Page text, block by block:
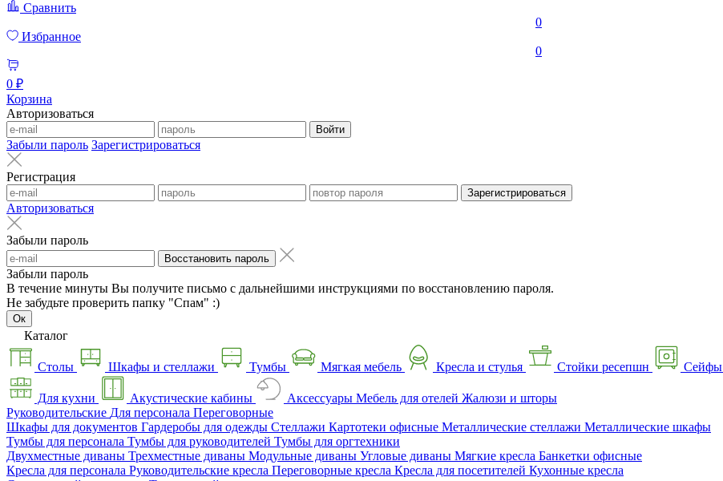
Сравнить
0
Избранное
0
0 ₽
Корзина
Авторизоваться
Войти
Забыли пароль Зарегистрироваться
Регистрация
Зарегистрироваться
Авторизоваться
Забыли пароль
Восстановить пароль
Забыли пароль
В течение минуты Вы получите письмо с дальнейшими инструкциями по восстановлению пароля.
Не забудьте проверить папку "Спам" :)
Ок
Каталог
Столы Шкафы и стеллажи Тумбы Мягкая мебель Кресла и стулья Стойки ресепшн Сейфы
Для кухни Акустические кабины Аксессуары Мебель для отелей Жалюзи и шторы
Руководительские Для персонала Переговорные
Шкафы для документов Гардеробы для одежды Стеллажи Картотеки офисные Металлические стеллажи Металлические шкафы
Тумбы для персонала Тумбы для руководителей Тумбы для оргтехники
Двухместные диваны Трехместные диваны Модульные диваны Угловые диваны Мягкие кресла Банкетки офисные
Кресла для персонала Руководительские кресла Переговорные кресла Кресла для посетителей Кухонные кресла